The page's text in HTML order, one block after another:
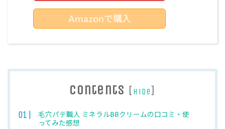
Amazonで購入
Contents [ hide]
毛穴パテ職人 ミネラルBBクリームの口コミ・使
ってみた感想